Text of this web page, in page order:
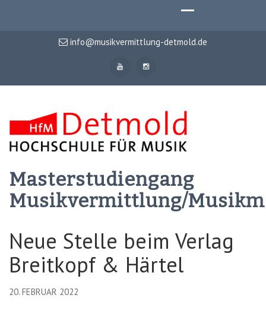
info@musikvermittlung-detmold.de
Masterstudiengang
Musikvermittlung/
Neue Stelle beim Verlag
Breitkopf & Härtel
20. FEBRUAR 2022